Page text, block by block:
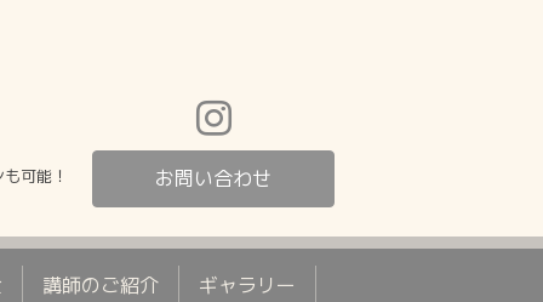
可能！ お問い合わせ
講師のご紹介 ギャラリー